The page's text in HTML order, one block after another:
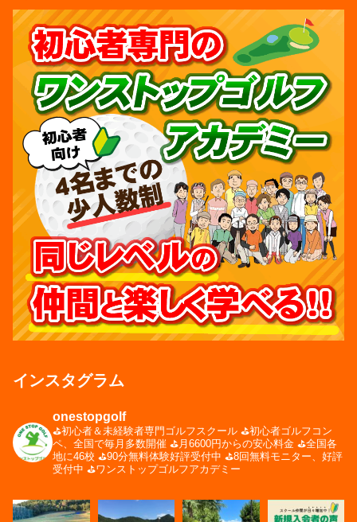
インスタグラム
onestopgolf
⛳️初心者＆未経験者専門ゴルフスクール ⛳️初心者ゴルフコン
ペ、全国で毎月多数開催 ⛳️月6600円からの安心料金 ⛳️全国各
地に46校 ⛳️90分無料体験好評受付中 ⛳️8回無料モニター、好評
受付中 ⛳️ワンストップゴルフアカデミー